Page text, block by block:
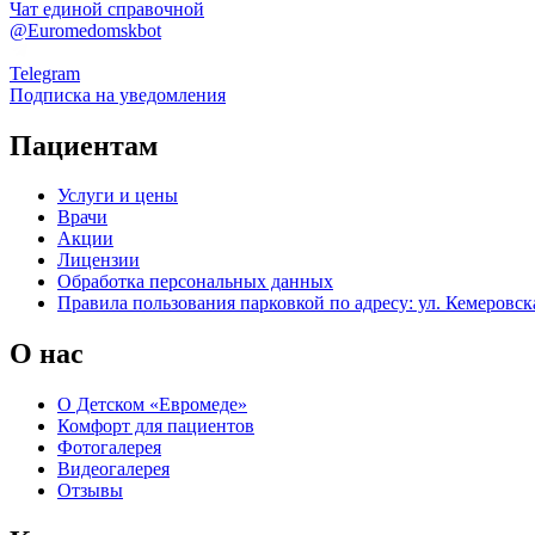
Чат единой справочной
@Euromedomskbot
Telegram
Подписка на уведомления
Пациентам
Услуги и цены
Врачи
Акции
Лицензии
Обработка персональных данных
Правила пользования парковкой по адресу: ул.
О нас
О Детском «Евромеде»
Комфорт для пациентов
Фотогалерея
Видеогалерея
Отзывы